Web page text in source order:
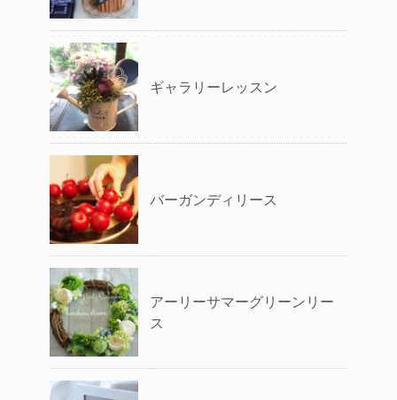
ギャラリーレッスン
バーガンディリース
アーリーサマーグリーンリー
ス